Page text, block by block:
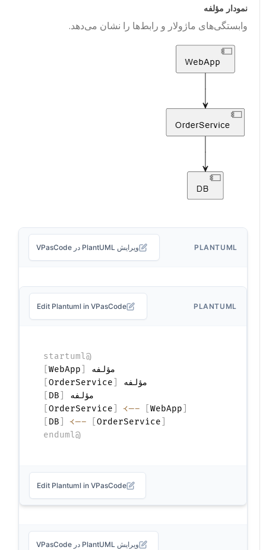
نمودار مؤلفه
وابستگی‌های ماژولار و رابط‌ها را نشان می‌دهد.
PLANTUML ویرایش PlantUML در VPasCode
PLANTUML
Edit Plantuml in VPasCode
مؤلفه [
WebApp
]
مؤلفه [
OrderService
]
مؤلفه [
DB
]
WebApp
]
-->
[
OrderService
]
OrderService
]
-->
[
DB
]
Edit Plantuml in VPasCode
ویرایش PlantUML در VPasCode